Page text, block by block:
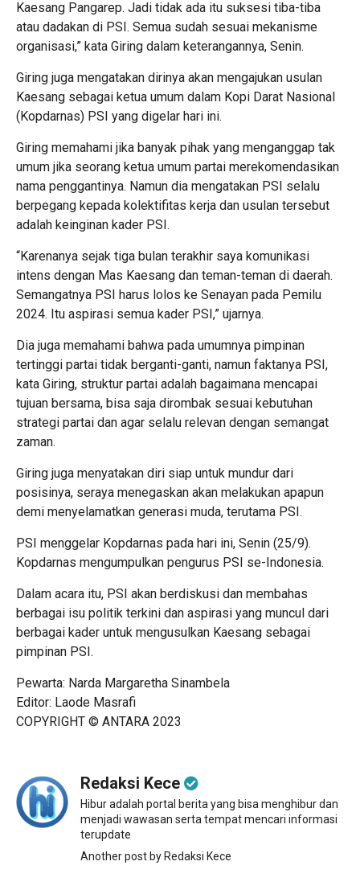
Kaesang Pangarep. Jadi tidak ada itu suksesi tiba-tiba
atau dadakan di PSI. Semua sudah sesuai mekanisme
organisasi,” kata Giring dalam keterangannya, Senin.
Giring juga mengatakan dirinya akan mengajukan usulan
Kaesang sebagai ketua umum dalam Kopi Darat Nasional
(Kopdarnas) PSI yang digelar hari ini.
Giring memahami jika banyak pihak yang menganggap tak
umum jika seorang ketua umum partai merekomendasikan
nama penggantinya. Namun dia mengatakan PSI selalu
berpegang kepada kolektifitas kerja dan usulan tersebut
adalah keinginan kader PSI.
“Karenanya sejak tiga bulan terakhir saya komunikasi
intens dengan Mas Kaesang dan teman-teman di daerah.
Semangatnya PSI harus lolos ke Senayan pada Pemilu
2024. Itu aspirasi semua kader PSI,” ujarnya.
Dia juga memahami bahwa pada umumnya pimpinan
tertinggi partai tidak berganti-ganti, namun faktanya PSI,
kata Giring, struktur partai adalah bagaimana mencapai
tujuan bersama, bisa saja dirombak sesuai kebutuhan
strategi partai dan agar selalu relevan dengan semangat
zaman.
Giring juga menyatakan diri siap untuk mundur dari
posisinya, seraya menegaskan akan melakukan apapun
demi menyelamatkan generasi muda, terutama PSI.
PSI menggelar Kopdarnas pada hari ini, Senin (25/9).
Kopdarnas mengumpulkan pengurus PSI se-Indonesia.
Dalam acara itu, PSI akan berdiskusi dan membahas
berbagai isu politik terkini dan aspirasi yang muncul dari
berbagai kader untuk mengusulkan Kaesang sebagai
pimpinan PSI.
Pewarta: Narda Margaretha Sinambela
Editor: Laode Masrafi
COPYRIGHT © ANTARA 2023
Redaksi Kece
Hibur adalah portal berita yang bisa menghibur dan
menjadi wawasan serta tempat mencari informasi
terupdate
Another post by Redaksi Kece